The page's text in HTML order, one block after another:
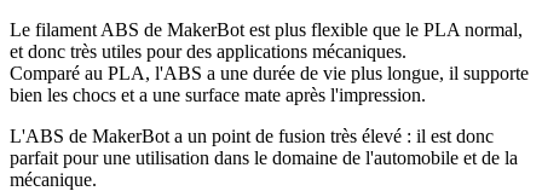
Le filament ABS de MakerBot est plus flexible que le PLA normal,
et donc très utiles pour des applications mécaniques.
Comparé au PLA, l'ABS a une durée de vie plus longue, il supporte
bien les chocs et a une surface mate après l'impression.
L'ABS de MakerBot a un point de fusion très élevé : il est donc
parfait pour une utilisation dans le domaine de l'automobile et de la
mécanique.